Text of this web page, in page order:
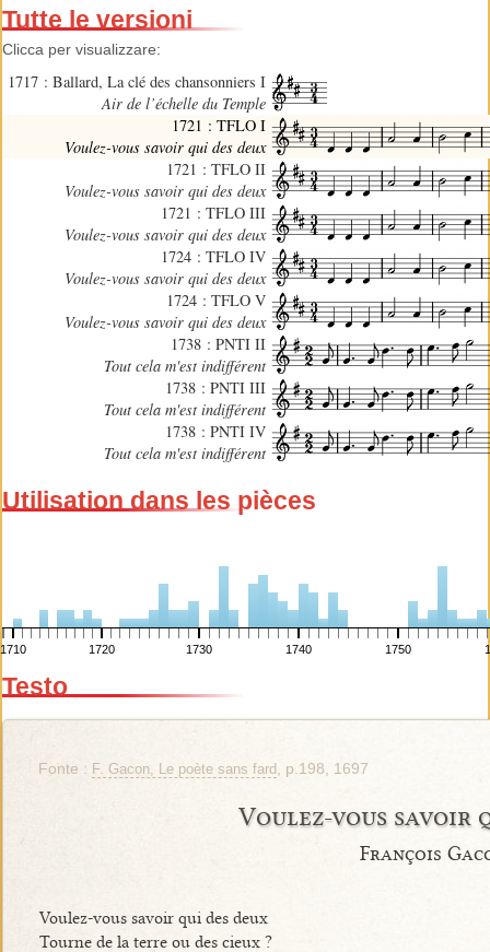
Tutte le versioni
Clicca per visualizzare:
1717 : Ballard, La clé des chansonniers I
Air de l’échelle du Temple
1721 : TFLO I
Voulez-vous savoir qui des deux
1721 : TFLO II
Voulez-vous savoir qui des deux
1721 : TFLO III
Voulez-vous savoir qui des deux
1724 : TFLO IV
Voulez-vous savoir qui des deux
1724 : TFLO V
Voulez-vous savoir qui des deux
1738 : PNTI II
Tout cela m'est indifférent
1738 : PNTI III
Tout cela m'est indifférent
1738 : PNTI IV
Tout cela m'est indifférent
Utilisation dans les pièces
1710 1720 1730 1740 1750
Testo
Fonte : F. Gacon, Le poète sans fard , p.198, 1697
Voulez-vous savoir
François
Voulez-vous savoir qui des deux
Tourne de la terre ou des cieux ?